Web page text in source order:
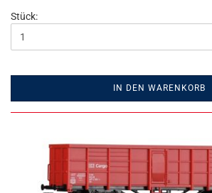
Stück:
IN DEN WARENKORB